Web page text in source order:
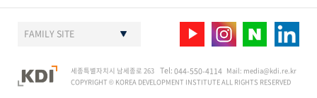
세종특별자치시 남세종로 263 Tel: 044-550-4114 Mail: media@kdi.re.kr
COPYRIGHT © KOREA DEVELOPMENT INSTITUTE ALL RIGHTS RESERVED
FAMILY SITE